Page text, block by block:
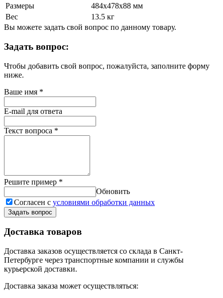
Размеры
484х478х88 мм
Вес
13.5 кг
Вы можете задать свой вопрос по данному товару.
Задать вопрос:
Чтобы добавить свой вопрос, пожалуйста, заполните форму
ниже.
Ваше имя *
E-mail для ответа
Текст вопроса *
Решите пример *
Обновить
Согласен с условиями обработки данных
Задать вопрос
Доставка товаров
Доставка заказов осуществляется со склада в Санкт-
Петербурге через транспортные компании и службы
курьерской доставки.
Доставка заказа может осуществляться: